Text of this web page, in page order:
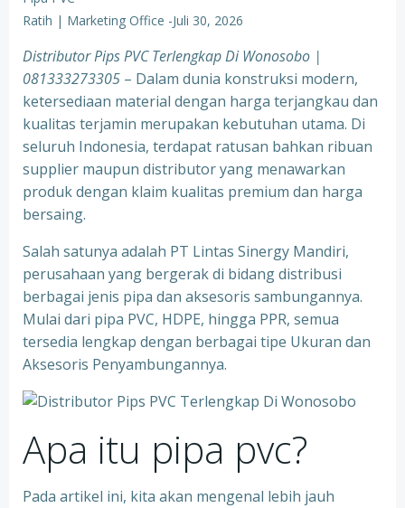
Ratih | Marketing Office -Juli 30, 2026
Distributor Pips PVC Terlengkap Di Wonosobo |
081333273305 – Dalam dunia konstruksi modern,
ketersediaan material dengan harga terjangkau dan
kualitas terjamin merupakan kebutuhan utama. Di
seluruh Indonesia, terdapat ratusan bahkan ribuan
supplier maupun distributor yang menawarkan
produk dengan klaim kualitas premium dan harga
bersaing.
Salah satunya adalah PT Lintas Sinergy Mandiri,
perusahaan yang bergerak di bidang distribusi
berbagai jenis pipa dan aksesoris sambungannya.
Mulai dari pipa PVC, HDPE, hingga PPR, semua
tersedia lengkap dengan berbagai tipe Ukuran dan
Aksesoris Penyambungannya.
Apa itu pipa pvc?
Pada artikel ini, kita akan mengenal lebih jauh